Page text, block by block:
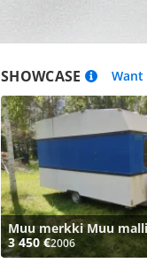
SHOWCASE Want
Muu merkki Muu malli
3 450 €2006